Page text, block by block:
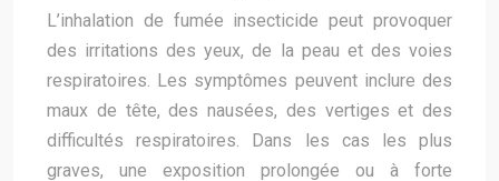
L’inhalation de fumée insecticide peut provoquer
des irritations des yeux, de la peau et des voies
respiratoires. Les symptômes peuvent inclure des
maux de tête, des nausées, des vertiges et des
difficultés respiratoires. Dans les cas les plus
graves, une exposition prolongée ou à forte